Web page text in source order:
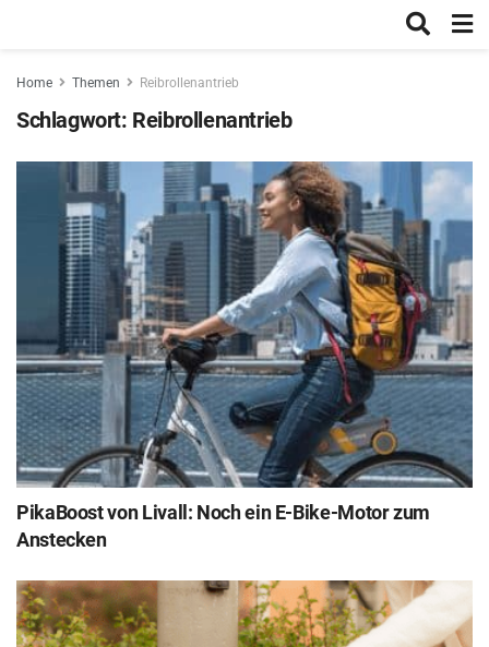
Home Themen Reibrollenantrieb
Schlagwort: Reibrollenantrieb
PikaBoost von Livall: Noch ein E-Bike-Motor zum
Anstecken